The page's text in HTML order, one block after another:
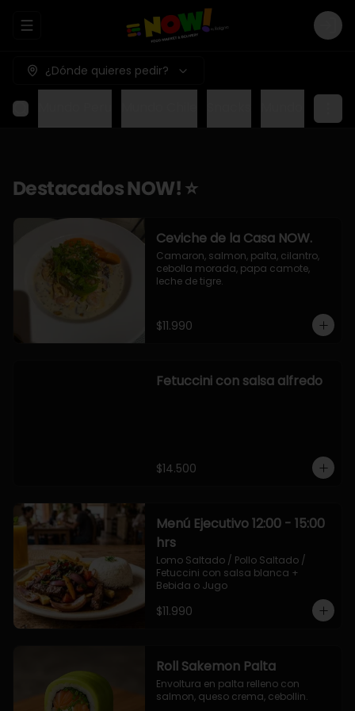
Abrir menu de navegación Login
¿Dónde quieres pedir?
Destacados NOW! ⭐
Ceviche de la Casa NOW.
Camaron, salmon, palta, cilantro,
cebolla morada, papa camote,
leche de tigre.
$11.990
Fetuccini con salsa alfredo
$14.500
Menú Ejecutivo 12:00 - 15:00
hrs
Lomo Saltado / Pollo Saltado /
Fetuccini con salsa blanca +
Bebida o Jugo
$11.990
Roll Sakemon Palta
Envoltura en palta relleno con
salmon, queso crema, cebollin.